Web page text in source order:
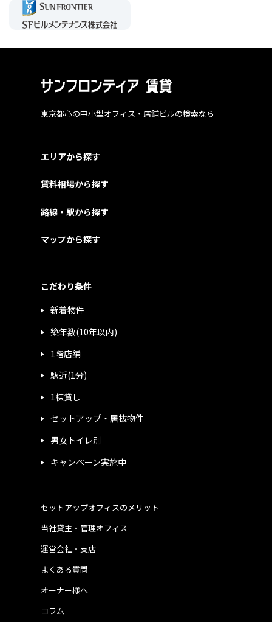
東京都心の中小型オフィス・店舗ビルの検索なら
エリアから探す
賃料相場から探す
路線・駅から探す
マップから探す
こだわり条件
新着物件
築年数(10年以内)
1階店舗
駅近(1分)
1棟貸し
セットアップ・居抜物件
男女トイレ別
キャンペーン実施中
運営会社・支店
よくある質問
当社貸主・管理オフィス
オーナー様へ
コラム
セットアップオフィスのメリット